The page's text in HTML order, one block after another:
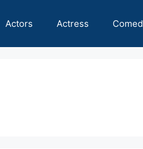
Actors Actress